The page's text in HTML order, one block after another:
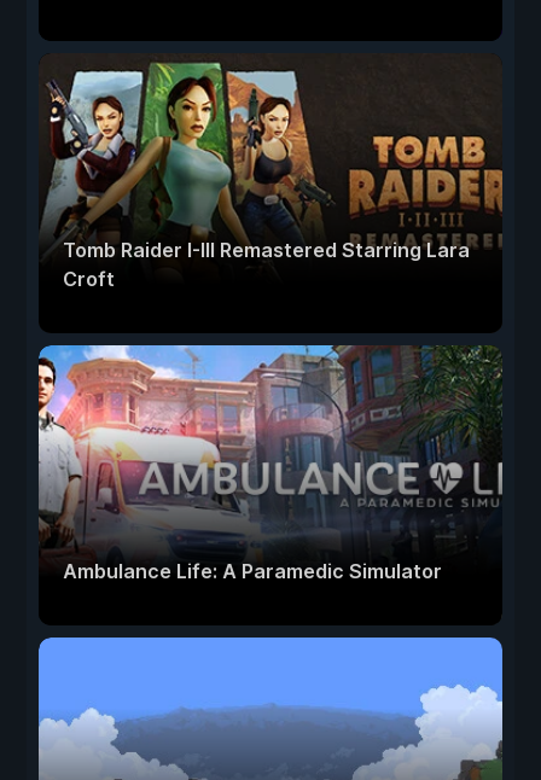
Tomb Raider I-III Remastered Starring Lara
Croft
Ambulance Life: A Paramedic Simulator